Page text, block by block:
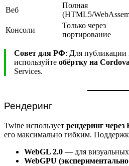
Веб
Полная
(HTML5/
Консоли
Только через
портирование
Совет для РФ: Для публикации
используйте обёртку на Cordova
Services.
Рендеринг
Twine использует рендеринг
его максимально гибким.
WebGL 2.0 — для
WebGPU